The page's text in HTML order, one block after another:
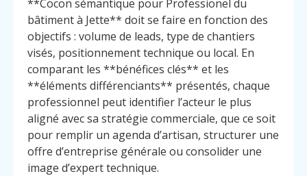
**Cocon sémantique pour Professionel du
bâtiment à Jette** doit se faire en fonction des
objectifs : volume de leads, type de chantiers
visés, positionnement technique ou local. En
comparant les **bénéfices clés** et les
**éléments différenciants** présentés, chaque
professionnel peut identifier l’acteur le plus
aligné avec sa stratégie commerciale, que ce soit
pour remplir un agenda d’artisan, structurer une
offre d’entreprise générale ou consolider une
image d’expert technique.